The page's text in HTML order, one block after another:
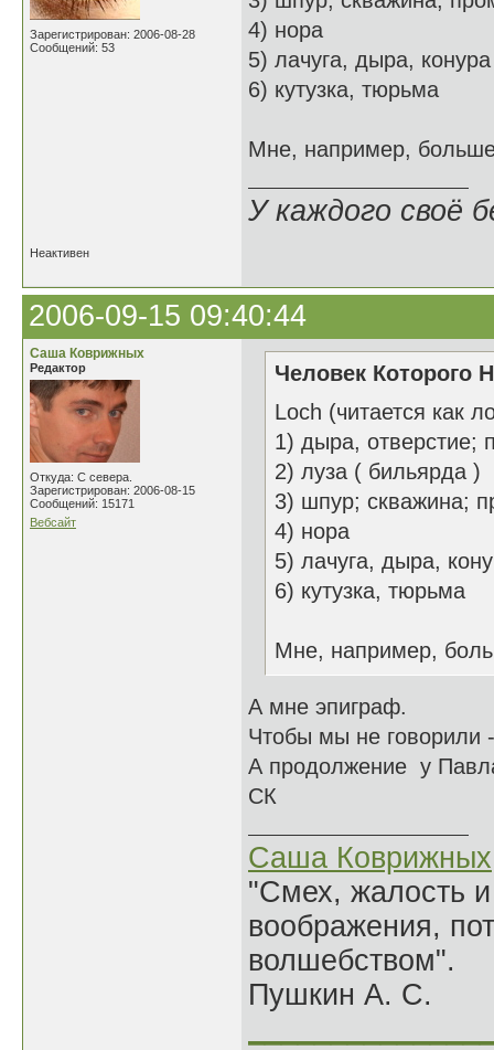
Зарегистрирован: 2006-08-28
Сообщений: 53
4) нора
5) лачуга, дыра, конура
6) кутузка, тюрьма
Мне, например,
У каждого своё
Неактивен
2006-09-15 09:40:44
Саша Коврижных
Редактор
Откуда: С севера.
Зарегистрирован: 2006-08-15
Сообщений: 15171
Вебсайт
Человек Которого
Loch (читается как
1) дыра, отверстие;
2) луза ( бильярда )
3) шпур; скважина;
4) нора
5) лачуга, дыра,
6) кутузка, тюрьма
Мне, например,
А мне эпиграф.
Чтобы мы не говорили
А продолжение у
СК
Саша Коврижных
"Смех, жалость
воображения,
волшебством".
Пушкин А. С.